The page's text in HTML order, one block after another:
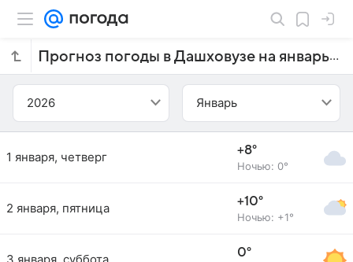
Прогноз погоды в Дашховузе на январь 2026 года
2026 Январь
1 января, четверг +8°
Ночью: 0°
2 января, пятница +10°
Ночью: +1°
0°